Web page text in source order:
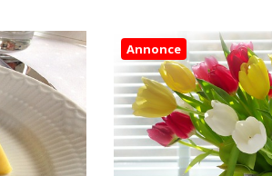
Annonce